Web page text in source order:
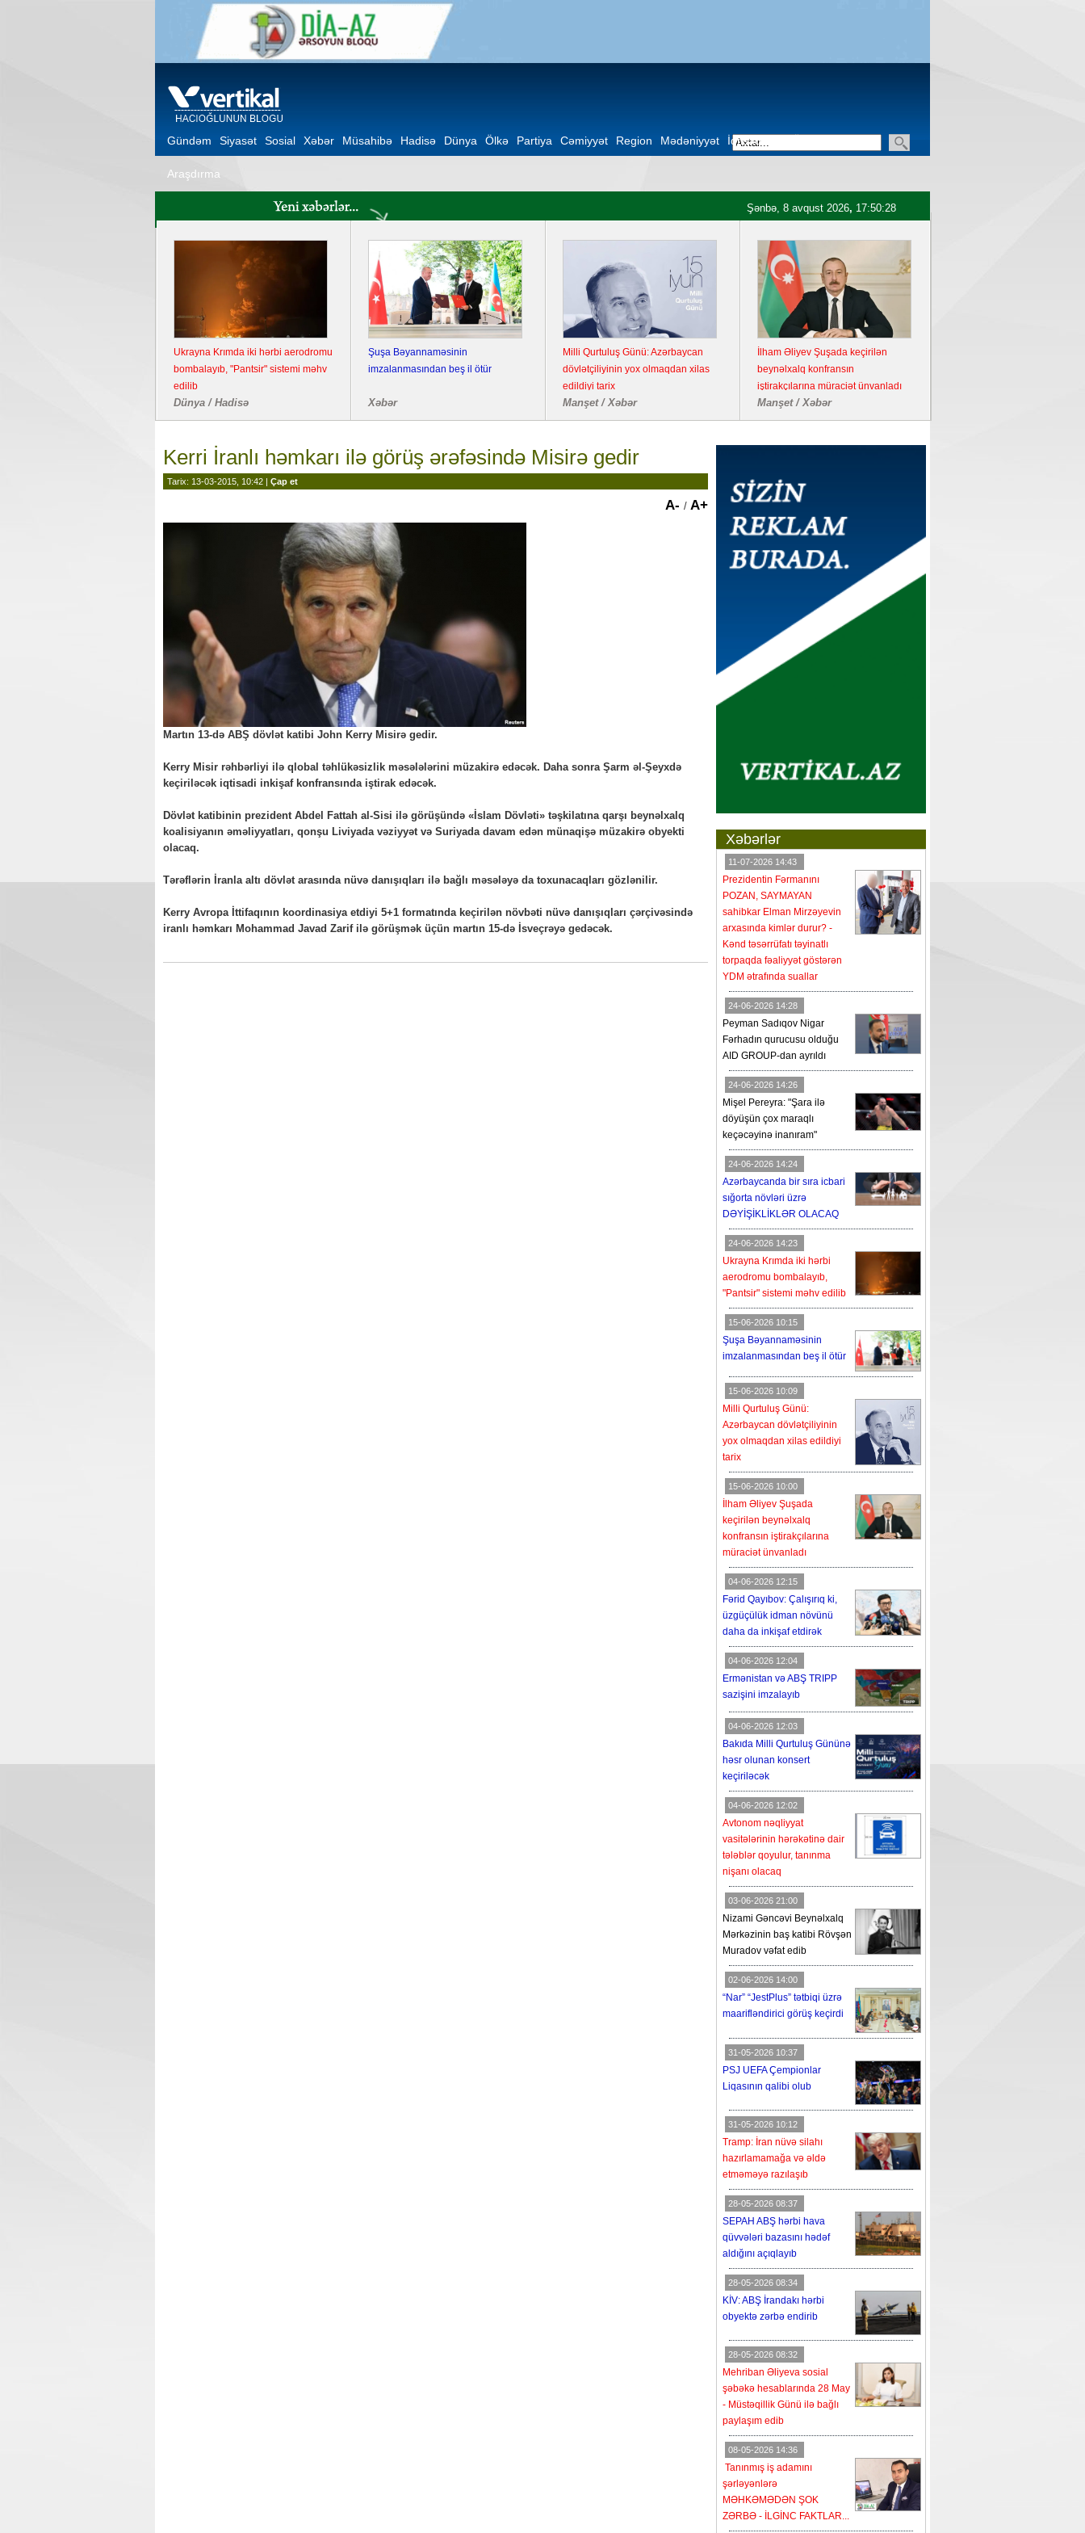
Gündəm Siyasət Sosial Xəbər Müsahibə Hadisə Dünya Ölkə Partiya Cəmiyyət Region Mədəniyyət İqtisadiyyat
Araşdırma
Şənbə, 8 avqust 2026, 17:50:29
Ukrayna Krımda iki hərbi aerodromu
bombalayıb, "Pantsir" sistemi məhv
edilib
Dünya / Hadisə
Şuşa Bəyannaməsinin
imzalanmasından beş il ötür
Xəbər
Milli Qurtuluş Günü: Azərbaycan
dövlətçiliyinin yox olmaqdan xilas
edildiyi tarix
Manşet / Xəbər
İlham Əliyev Şuşada keçirilən
beynəlxalq konfransın
iştirakçılarına müraciət ünvanladı
Manşet / Xəbər
Kerri İranlı həmkarı ilə görüş ərəfəsində Misirə gedir
Tarix: 13-03-2015, 10:42 | Çap et
A- / A+
Martın 13-də ABŞ dövlət katibi John Kerry Misirə gedir.
Kerry Misir rəhbərliyi ilə qlobal təhlükəsizlik məsələlərini müzakirə edəcək. Daha sonra Şarm əl-Şeyxdə
keçiriləcək iqtisadi inkişaf konfransında iştirak edəcək.
Dövlət katibinin prezident Abdel Fattah al-Sisi ilə görüşündə «İslam Dövləti» təşkilatına qarşı beynəlxalq
koalisiyanın əməliyyatları, qonşu Liviyada vəziyyət və Suriyada davam edən münaqişə müzakirə obyekti
olacaq.
Tərəflərin İranla altı dövlət arasında nüvə danışıqları ilə bağlı məsələyə da toxunacaqları gözlənilir.
Kerry Avropa İttifaqının koordinasiya etdiyi 5+1 formatında keçirilən növbəti nüvə danışıqları çərçivəsində
iranlı həmkarı Mohammad Javad Zarif ilə görüşmək üçün martın 15-də İsveçrəyə gedəcək.
Xəbərlər
11-07-2026 14:43
Prezidentin Fərmanını
POZAN, SAYMAYAN
sahibkar Elman Mirzəyevin
arxasında kimlər durur? -
Kənd təsərrüfatı təyinatlı
torpaqda fəaliyyət göstərən
YDM ətrafında suallar
24-06-2026 14:28
Peyman Sadıqov Nigar
Fərhadın qurucusu olduğu
AID GROUP-dan ayrıldı
24-06-2026 14:26
Mişel Pereyra: "Şara ilə
döyüşün çox maraqlı
keçəcəyinə inanıram"
24-06-2026 14:24
Azərbaycanda bir sıra icbari
sığorta növləri üzrə
DƏYİŞİKLİKLƏR OLACAQ
24-06-2026 14:23
Ukrayna Krımda iki hərbi
aerodromu bombalayıb,
"Pantsir" sistemi məhv edilib
15-06-2026 10:15
Şuşa Bəyannaməsinin
imzalanmasından beş il ötür
15-06-2026 10:09
Milli Qurtuluş Günü:
Azərbaycan dövlətçiliyinin
yox olmaqdan xilas edildiyi
tarix
15-06-2026 10:00
İlham Əliyev Şuşada
keçirilən beynəlxalq
konfransın iştirakçılarına
müraciət ünvanladı
04-06-2026 12:15
Fərid Qayıbov: Çalışırıq ki,
üzgüçülük idman növünü
daha da inkişaf etdirək
04-06-2026 12:04
Ermənistan və ABŞ TRIPP
sazişini imzalayıb
04-06-2026 12:03
Bakıda Milli Qurtuluş Gününə
həsr olunan konsert
keçiriləcək
04-06-2026 12:02
Avtonom nəqliyyat
vasitələrinin hərəkətinə dair
tələblər qoyulur, tanınma
nişanı olacaq
03-06-2026 21:00
Nizami Gəncəvi Beynəlxalq
Mərkəzinin baş katibi Rövşən
Muradov vəfat edib
02-06-2026 14:00
“Nar” “JestPlus” tətbiqi üzrə
maarifləndirici görüş keçirdi
31-05-2026 10:37
PSJ UEFA Çempionlar
Liqasının qalibi olub
31-05-2026 10:12
Tramp: İran nüvə silahı
hazırlamamağa və əldə
etməməyə razılaşıb
28-05-2026 08:37
SEPAH ABŞ hərbi hava
qüvvələri bazasını hədəf
aldığını açıqlayıb
28-05-2026 08:34
KİV: ABŞ İrandakı hərbi
obyektə zərbə endirib
28-05-2026 08:32
Mehriban Əliyeva sosial
şəbəkə hesablarında 28 May
- Müstəqillik Günü ilə bağlı
paylaşım edib
08-05-2026 14:36
Tanınmış iş adamını
şərləyənlərə
MƏHKƏMƏDƏN ŞOK
ZƏRBƏ - İLGİNC FAKTLAR...